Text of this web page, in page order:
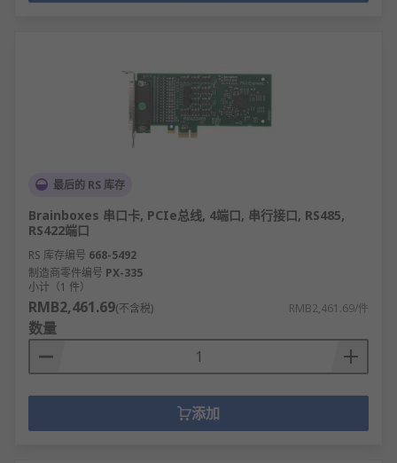
最后的 RS 库存
Brainboxes 串口卡, PCIe总线, 4端口, 串行接口, RS485,
RS422端口
RS 库存编号 668-5492
制造商零件编号 PX-335
小计（1 件）
RMB2,461.69(不含税) RMB2,461.69/件
数量
添加